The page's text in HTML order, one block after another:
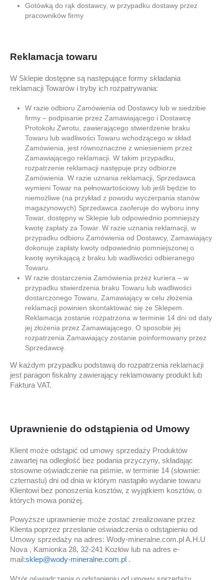
Gotówką do rąk dostawcy, w przypadku dostawy przez
pracowników firmy
Reklamacja towaru
W Sklepie dostępne są następujące formy składania
reklamacji Towarów i tryby ich rozpatrywania:
W razie odbioru Zamówienia od Dostawcy lub w siedzibie
firmy – podpisanie przez Zamawiającego i Dostawcę
Protokołu Zwrotu, zawierającego stwierdzenie braku
Towaru lub wadliwości Towaru wchodzącego w skład
Zamówienia, jest równoznaczne z wniesieniem przez
Zamawiającego reklamacji. W takim przypadku,
rozpatrzenie reklamacji następuje przy odbiorze
Zamówienia. W razie uznania reklamacji, Sprzedawca
wymieni Towar na pełnowartościowy lub jeśli będzie to
niemożliwe (na przykład z powodu wyczerpania stanów
magazynowych) Sprzedawca zaoferuje do wyboru inny
Towar, dostępny w Sklepie lub odpowiednio pomniejszy
kwotę zapłaty za Towar. W razie uznania reklamacji, w
przypadku odbioru Zamówienia od Dostawcy, Zamawiający
dokonuje zapłaty kwoty odpowiednio pomniejszonej o
kwotę wynikającą z braku lub wadliwości odbieranego
Towaru.
W razie dostarczenia Zamówienia przez kuriera – w
przypadku stwierdzenia braku Towaru lub wadliwości
dostarczonego Towaru, Zamawiający w celu złożenia
reklamacji powinien skontaktować się ze Sklepem.
Reklamacja zostanie rozpatrzona w terminie 14 dni od daty
jej złożenia przez Zamawiającego. O sposobie jej
rozpatrzenia Zamawiający zostanie poinformowany przez
Sprzedawcę.
W każdym przypadku podstawą do rozpatrzenia reklamacji
jest paragon fiskalny zawierający reklamowany produkt lub
Faktura VAT.
Uprawnienie do odstąpienia od Umowy
Klient może odstąpić od umowy sprzedaży Produktów
zawartej na odległość bez podania przyczyny, składając
stosowne oświadczenie na piśmie, w terminie 14 (słownie:
czternastu) dni od dnia w którym nastąpiło wydanie towaru
Klientowi bez ponoszenia kosztów, z wyjątkiem kosztów, o
których mowa poniżej.
Powyższe uprawnienie może zostać zrealizowane przez
Klienta poprzez przesłanie oświadczenia o odstąpieniu od
Umowy sprzedaży na adres: Wody-mineralne.com.pl A.H.U
Nova , Kamionka 28, 32-241 Kozłów lub na adres e-
mail:sklep@wody-mineralne.com.pl .